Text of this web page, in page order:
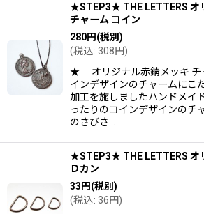
★STEP3★ THE LETTERS オ
チャーム コイン
280円(税別)
(税込: 308円)
★ オリジナル赤錆メッキ チ
インデザインのチャームにこ
加工を施しましたハンドメイ
ったりのコインデザインのチ
のさびさ…
★STEP3★ THE LETTERS オ
Ｄカン
33円(税別)
(税込: 36円)